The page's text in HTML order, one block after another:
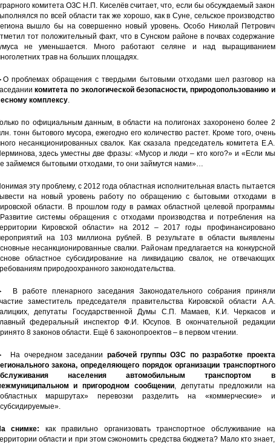
комитета ОЗС Н.П. Киселёв считает, что, если бы обсуждаемый закон
по всей области так же хорошо, как в Суне, сельское производство
вышло бы на совершенно новый уровень. Особо Николай Петрович
тот положительный факт, что в Сунском районе в почвах содержание
не уменьшается. Много работают селяне и над выращиванием
трав на больших площадях.
проблемах обращения с твердыми бытовыми отходами шел разговор на
комитета по экологической безопасности, природопользованию и
комплексу.
по официальным данным, в области на полигонах захоронено более 2
тонн бытового мусора, ежегодно его количество растет. Кроме того, очень
несанкционированных свалок. Как сказала председатель комитета Е.А.
здесь уместны две фразы: «Мусор и люди – кто кого?» и «Если мы
займемся бытовыми отходами, то они займутся нами»…
эту проблему, с 2012 года областная исполнительная власть пытается
на новый уровень работу по обращению с бытовыми отходами в
области. В прошлом году в рамках областной целевой программы
системы обращения с отходами производства и потребления на
Кировской области» на 2012 – 2017 годы профинансировано
на 103 миллиона рублей. В результате в области выявлены
несанкционированные свалки. Районам предлагается на конкурсной
областное субсидирование на ликвидацию свалок, не отвечающих
природоохранного законодательства.
В работе пленарного заседания Законодательного собрания приняли
заместитель председателя правительства Кировской области А.А.
депутаты Государственной Думы С.П. Мамаев, К.И. Черкасов и
федеральный инспектор Ф.И. Юсупов. В окончательной редакции
8 законов области. Ещё 6 законопроектов – в первом чтении.
На очередном заседании рабочей группы ОЗС по разработке проекта
закона, определяющего порядок организации транспортного
населения автомобильным транспортом в
и пригородном сообщении, депутаты предложили на
маршрутах» перевозки разделить на «коммерческие» и
снимке: как правильно организовать транспортное обслуживание на
области и при этом сэкономить средства бюджета? Мало кто знает,